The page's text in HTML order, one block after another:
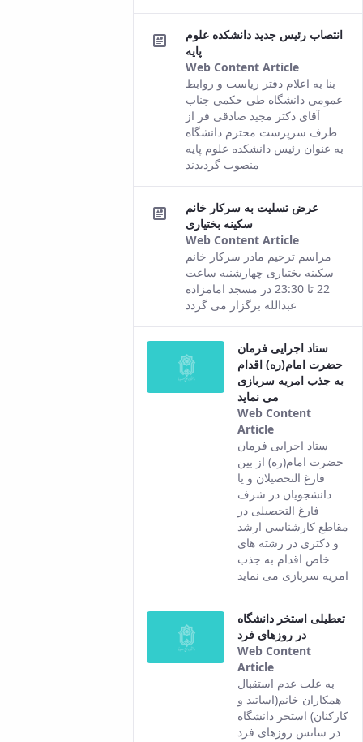
انتصاب رئیس جدید دانشکده علوم
پایه
Web Content Article
This
comes
from the
Persian
version of
بنا به اعلام دفتر ریاست و روابط
عمومی دانشگاه طی حکمی جناب
آقای دکتر مجید صادقی فر از
طرف سرپرست محترم دانشگاه
به عنوان رئیس دانشکده علوم پایه
منصوب گردیدند
عرض تسلیت به سرکار خانم
سکینه بختیاری
Web Content Article
This
result
comes
this
content.
مراسم ترحیم مادر سرکار خانم
سکینه بختیاری چهارشنبه ساعت
22 تا 23:30 در مسجد امامزاده
عبدالله برگزار می گردد
ستاد اجرایی فرمان
حضرت امام(ره) اقدام
به جذب امریه سربازی
می نماید
Web Content
Article
This result
comes from
the Persian
version of this
content.
ستاد اجرایی فرمان
حضرت امام(ره) از بین
فارغ التحصیلان و یا
دانشجویان در شرف
فارغ التحصیلی در
مقاطع کارشناسی ارشد
و دکتری در رشته های
خاص اقدام به جذب
امریه سربازی می نماید
تعطیلی استخر دانشگاه
در روزهای فرد
Web Content
Article
This result
comes from
the Persian
version of this
به علت عدم استقبال
همکاران خانم(اساتید و
کارکنان) استخر دانشگاه
در سانس روزهای فرد